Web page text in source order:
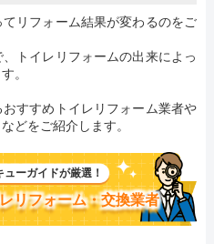
リフォーム結果が変わるのをご
トイレリフォームの出来によっ
。
すすめトイレリフォーム業者や
どをご紹介します。
ーガイドが厳選！
リフォーム・交換業者